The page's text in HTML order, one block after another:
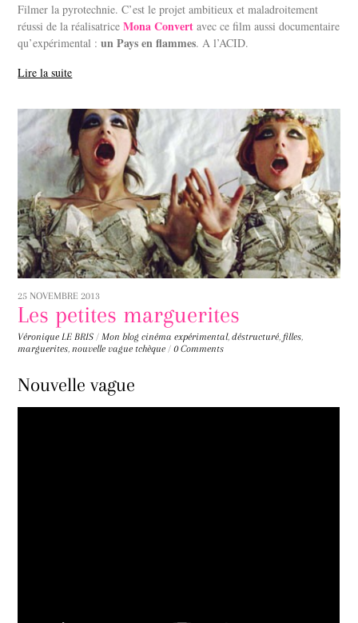
Filmer la pyrotechnie. C’est le projet ambitieux et maladroitement
réussi de la réalisatriceMona Convert avec ce film aussi documentaire
qu’expérimental :un Pays en flammes. A l’ACID.
Lire la suite
25 NOVEMBRE 2013
Les petites marguerites
Véronique LE BRIS / Mon blog cinéma expérimental,déstructuré, filles,
marguerites, nouvelle vague tchèque / 0 Comments
Nouvelle vague